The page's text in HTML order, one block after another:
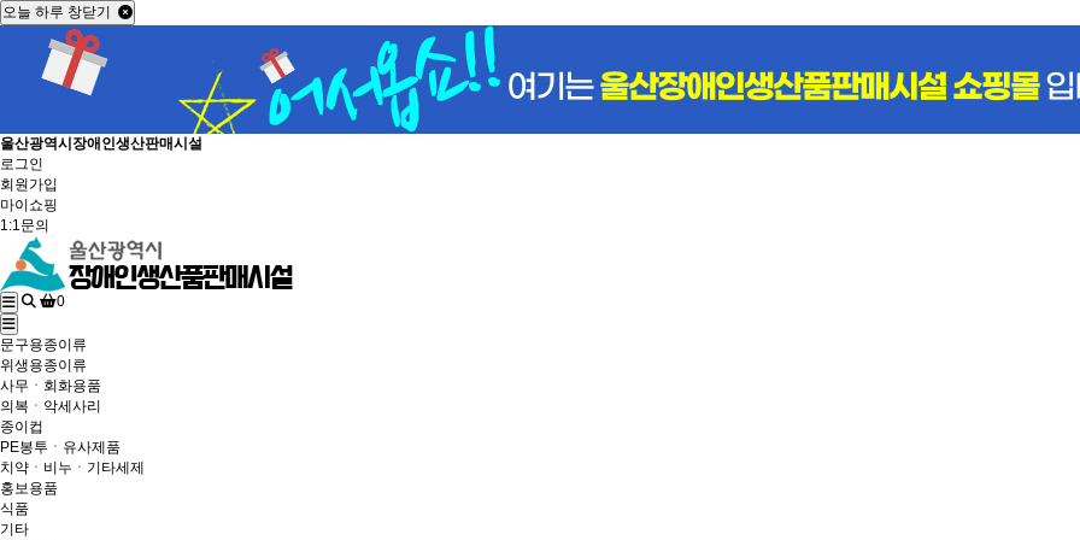
오늘 하루 창닫기
울산광역시장애인생산판매시설
로그인
회원가입
마이쇼핑
1:1문의
0
문구용종이류
위생용종이류
사무ㆍ회화용품
의복ㆍ악세사리
종이컵
PE봉투ㆍ유사제품
치약ㆍ비누ㆍ기타세제
홍보용품
식품
기타